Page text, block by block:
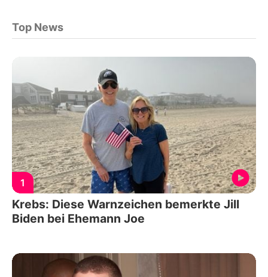
Top News
1
Krebs: Diese Warnzeichen bemerkte Jill
Biden bei Ehemann Joe